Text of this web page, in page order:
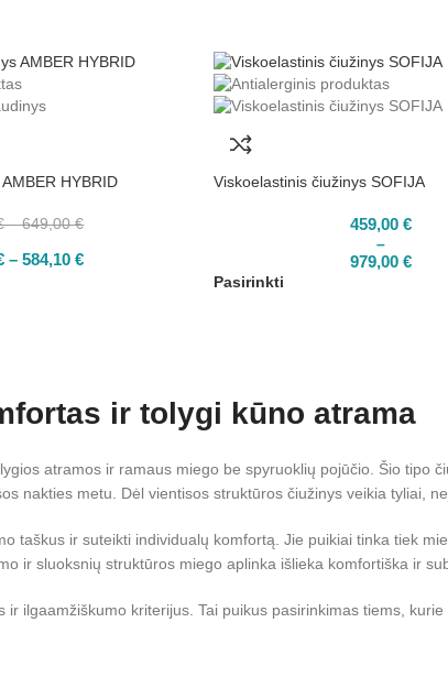
HYBRID
– 649,00€
– 584,10€
Viskoelastinis čiužinys SOFIJA
459,00€
–
979,00€
Pasirinkti
ir tolygi kūno atrama
atramos ir ramaus miego be spyruoklių pojūčio. Šio tipo
nakties metu. Dėl vientisos struktūros čiužinys veikia tyliai,
taškus ir suteikti individualų komfortą. Jie puikiai tinka tiek
ir sluoksnių struktūros miego aplinka išlieka komfortiška ir
ilgaamžiškumo kriterijus. Tai puikus pasirinkimas tiems,